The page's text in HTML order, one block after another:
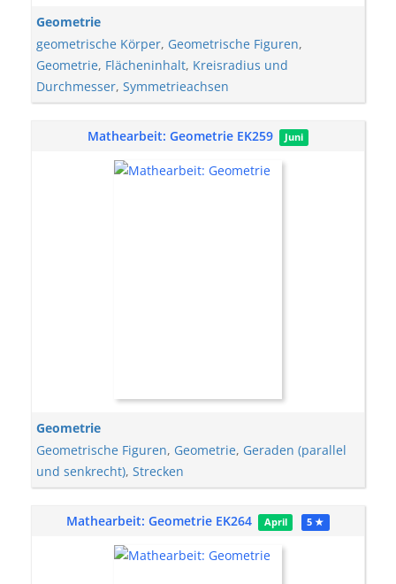
Geometrie
geometrische Körper, Geometrische Figuren,
Geometrie, Flächeninhalt, Kreisradius und
Durchmesser, Symmetrieachsen
Mathearbeit: Geometrie EK259 Juni
Geometrie
Geometrische Figuren, Geometrie, Geraden (parallel
und senkrecht), Strecken
Mathearbeit: Geometrie EK264 April 5 ★